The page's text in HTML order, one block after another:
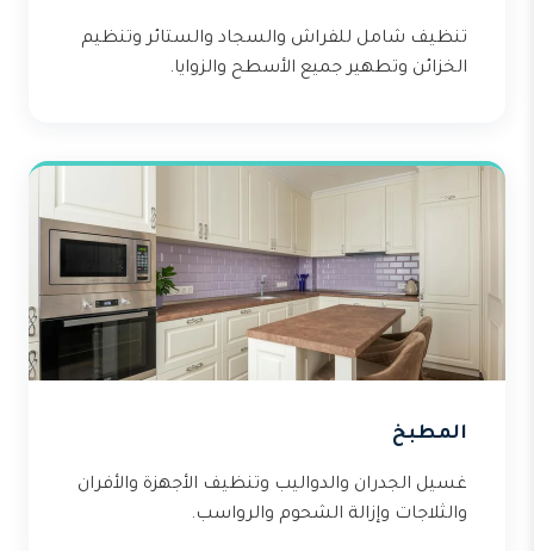
تنظيف شامل للفراش والسجاد والستائر وتنظيم
الخزائن وتطهير جميع الأسطح والزوايا.
المطبخ
غسيل الجدران والدواليب وتنظيف الأجهزة والأفران
والثلاجات وإزالة الشحوم والرواسب.